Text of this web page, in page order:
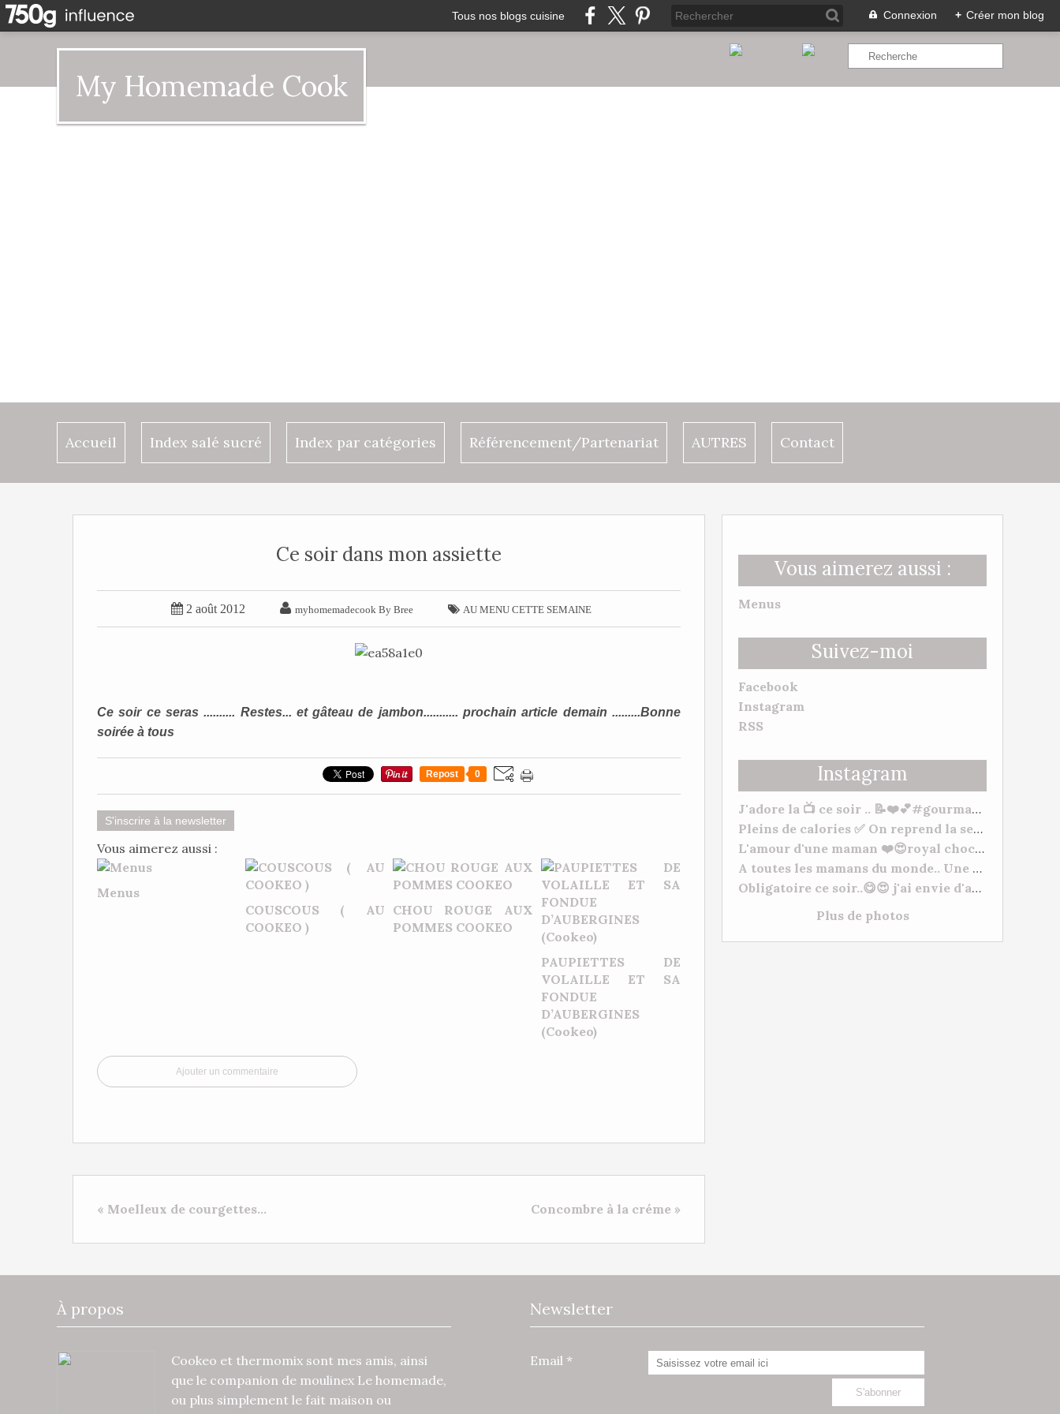
Tous nos blogs cuisine Connexion + Créer mon blog
My Homemade Cook
Accueil Index salé sucré Index par catégories Référencement/Partenariat AUTRES Contact
Vous aimerez aussi :
Menus
Suivez-moi
Facebook
Instagram
RSS
Instagram
J'adore la 📺 ce soir .. 📝❤️💕#gourmandise #myhomemadecook #meilleurspatissiers
Pleins de calories ✅ On reprend la semaine 🥒. Bonne soirée et bonne semaine à tous. 😋❤️ #behappy #famille #gourmandise #yummy #tm31 #tm5 #gourmandise
L'amour d'une maman ❤️😍royal chocolat ( mangue/framboises) "De l'amour, de l'amour, de l'amour 💕" à mes deux petits chats Morgane Et Hugo. --- #patisserie #fetedesmeres #homemadefood #chocolat #lovecooking #cookingtime #yummy #tm31 #thermomixfrance #bestofthermomix #thermomixrecipes #thermomixtm5
A toutes les mamans du monde.. Une très bonne fête, plein de gros bisous à vous toutes. ❤️😍❤️ #fetesdesmeres #amour
Obligatoire ce soir..😋😍 j'ai envie d'acheter du matériel de Pâtisserie lol normal ???? #cuisineshop #meilleurspatissiers #patisserie
Plus de photos
Ce soir dans mon assiette
 2 août 2012  myhomemadecook By Bree  AU MENU CETTE SEMAINE
Ce soir ce seras .......... Restes... et gâteau de jambon........... prochain article demain .........Bonne
soirée à tous
Repost 0
S'inscrire à la newsletter
Vous aimerez aussi :
Menus
COUSCOUS ( AU
COOKEO )
CHOU ROUGE AUX
POMMES COOKEO
PAUPIETTES DE
VOLAILLE ET SA
FONDUE
D’AUBERGINES
(Cookeo)
Ajouter un commentaire
« Moelleux de courgettes... Concombre à la créme »
À propos
Cookeo et thermomix sont mes amis, ainsi
que le companion de moulinex Le homemade,
ou plus simplement le fait maison ou
Newsletter
Email